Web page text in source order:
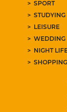
SPORT
STUDYING
LEISURE
WEDDING
NIGHT
SHOPPING